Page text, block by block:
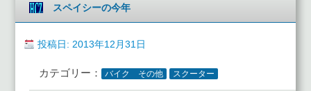
スペイシーの今年
投稿日: 2013年12月31日
カテゴリー： バイク その他 スクーター